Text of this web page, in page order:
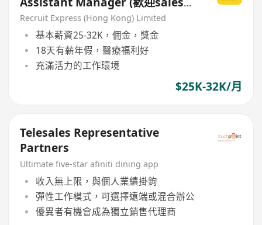
background)
Recruit Express (Hong Kong) Limited
基本薪資25-32K，佣金，獎金
18天有薪年假，醫療福利好
充滿活力的工作環境
$25K-32K/月
Telesales Representative
Partners
Ultimate five-star afiniti dining app
收入無上限，與個人業績掛鉤
彈性工作模式，可選擇遠端或混合辦公
優異者有機會成為獨立銷售代理商